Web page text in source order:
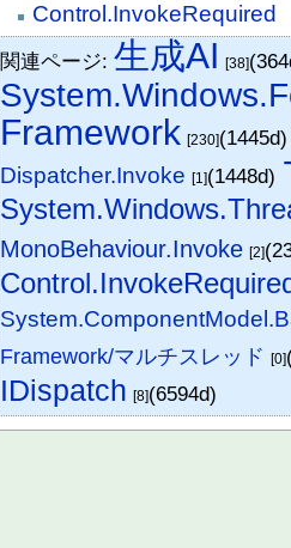
Control.InvokeRequired
関連ページ:生成AI [38]
Framework [230]
Dispatcher.Invoke [1](1448d)
MonoBehaviour.Invoke [2]
Framework/マルチスレッド [0]
IDispatch [8](6594d)